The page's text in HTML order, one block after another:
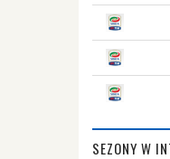
SEZONY W